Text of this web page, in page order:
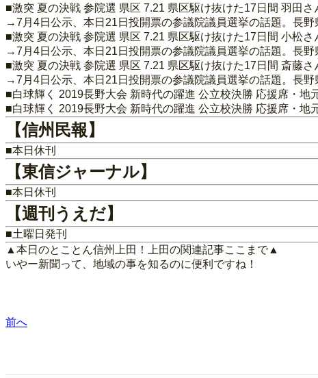
■激突 夏の決戦 参院選 県区 7.21 県区駆け抜けた17日間 羽田
→7月4日公示、本日21日投開票の参議院議員選挙の話題。長
■激突 夏の決戦 参院選 県区 7.21 県区駆け抜けた17日間 小松
→7月4日公示、本日21日投開票の参議院議員選挙の話題。長
■激突 夏の決戦 参院選 県区 7.21 県区駆け抜けた17日間 斎藤さ
→7月4日公示、本日21日投開票の参議院議員選挙の話題。長
■白球輝く 2019長野大会 新時代の躍進 公立校決勝 応援席・地
■白球輝く 2019長野大会 新時代の躍進 公立校決勝 応援席・地
【信州民報】
■本日休刊
【東信ジャーナル】
■本日休刊
【週刊うえだ】
■土曜日発刊
▲本日のとことん信州上田！上田の関連記事ここまで▲
いやー新聞って、地域の事を知るのに便利ですね！
前へ